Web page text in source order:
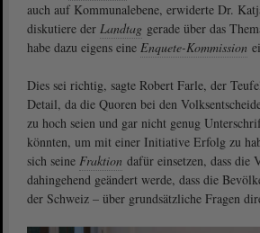
auch auf Kommunalebene, erwiderte Dr.
diskutiere der Landtag gerade über das
habe dazu eigens eine Enquete-Kommission
Dies sei richtig, sagte Robert Farle, der
Detail, da die Quoren bei den
zu hoch seien und gar nicht genug
könnten, um mit einer Initiative Erfolg zu
sich seine Fraktion dafür einsetzen, dass die
dahingehend geändert werde, dass die
der Schweiz – über grundsätzliche Fragen